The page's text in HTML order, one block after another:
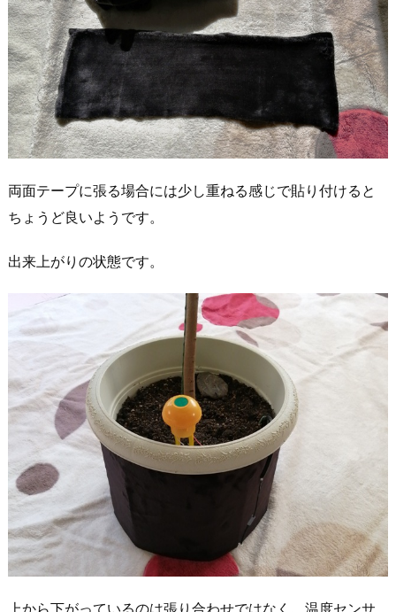
両面テープに張る場合には少し重ねる感じで貼り付けると
ちょうど良いようです。
出来上がりの状態です。
上から下がっているのは張り合わせではなく、温度センサ